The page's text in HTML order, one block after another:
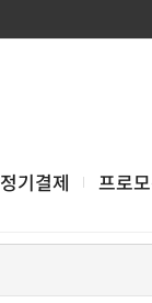
정기결제 프로